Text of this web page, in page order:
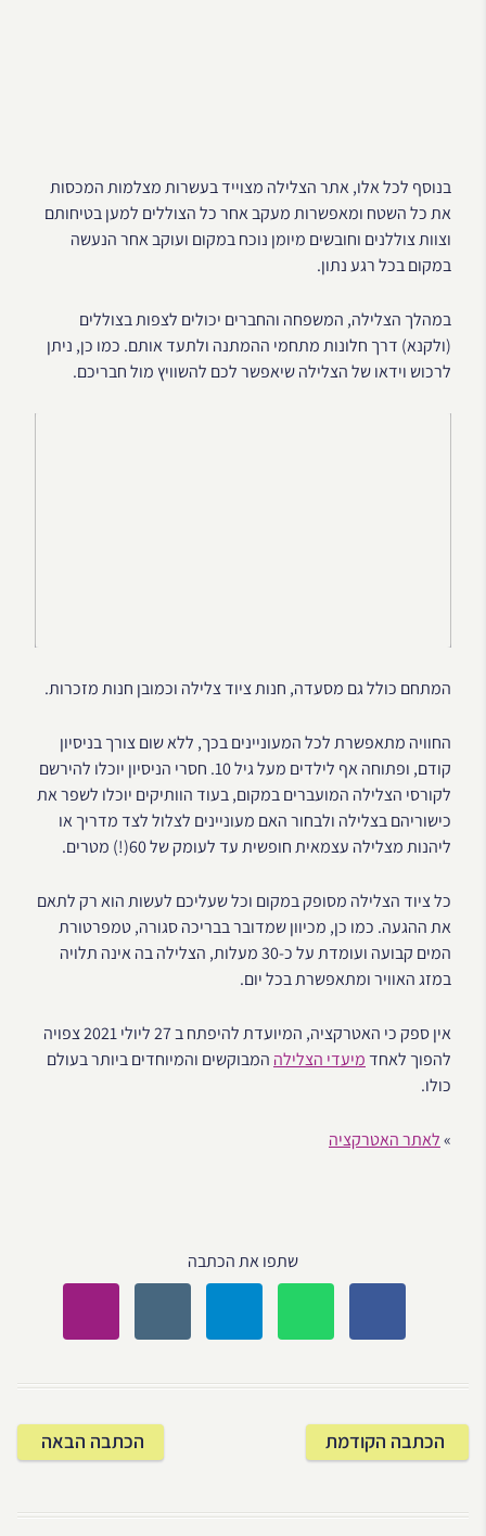
בנוסף לכל אלו, אתר הצלילה מצוייד בעשרות מצלמות המכסות
את כל השטח ומאפשרות מעקב אחר כל הצוללים למען בטיחותם
וצוות צוללנים וחובשים מיומן נוכח במקום ועוקב אחר הנעשה
במקום בכל רגע נתון.
במהלך הצלילה, המשפחה והחברים יכולים לצפות בצוללים
(ולקנא) דרך חלונות מתחמי ההמתנה ולתעד אותם. כמו כן, ניתן
לרכוש וידאו של הצלילה שיאפשר לכם להשוויץ מול חבריכם.
המתחם כולל גם מסעדה, חנות ציוד צלילה וכמובן חנות מזכרות.
החוויה מתאפשרת לכל המעוניינים בכך, ללא שום צורך בניסיון
קודם, ופתוחה אף לילדים מעל גיל 10. חסרי הניסיון יוכלו להירשם
לקורסי הצלילה המועברים במקום, בעוד הוותיקים יוכלו לשפר את
כישוריהם בצלילה ולבחור האם מעוניינים לצלול לצד מדריך או
ליהנות מצלילה עצמאית חופשית עד לעומק של 60(!) מטרים.
כל ציוד הצלילה מסופק במקום וכל שעליכם לעשות הוא רק לתאם
את ההגעה. כמו כן, מכיוון שמדובר בבריכה סגורה, טמפרטורת
המים קבועה ועומדת על כ-30 מעלות, הצלילה בה אינה תלויה
במזג האוויר ומתאפשרת בכל יום.
אין ספק כי האטרקציה, המיועדת להיפתח ב 27 ליולי 2021 צפויה
להפוך לאחדמיעדי הצלילה המבוקשים והמיוחדים ביותר בעולם
כולו.
»לאתר האטרקציה
שתפו את הכתבה
הכתבה הקודמת הכתבה הבאה